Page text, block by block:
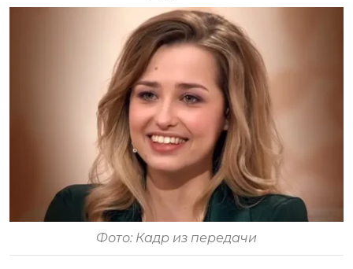
Фото: Кадр из передачи